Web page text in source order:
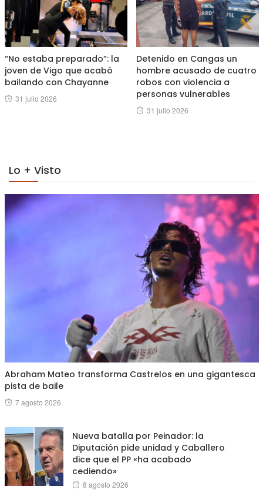
“No estaba preparado”: la
joven de Vigo que acabó
bailando con Chayanne
Posted
31 julio 2026
Detenido en Cangas un
hombre acusado de cuatro
robos con violencia a
personas vulnerables
Posted
31 julio 2026
Lo + Visto
Abraham Mateo transforma Castrelos en una gigantesca
pista de baile
Posted
7 agosto 2026
Nueva batalla por Peinador: la
Diputación pide unidad y Caballero
dice que el PP «ha acabado
cediendo»
Posted
8 agosto 2026